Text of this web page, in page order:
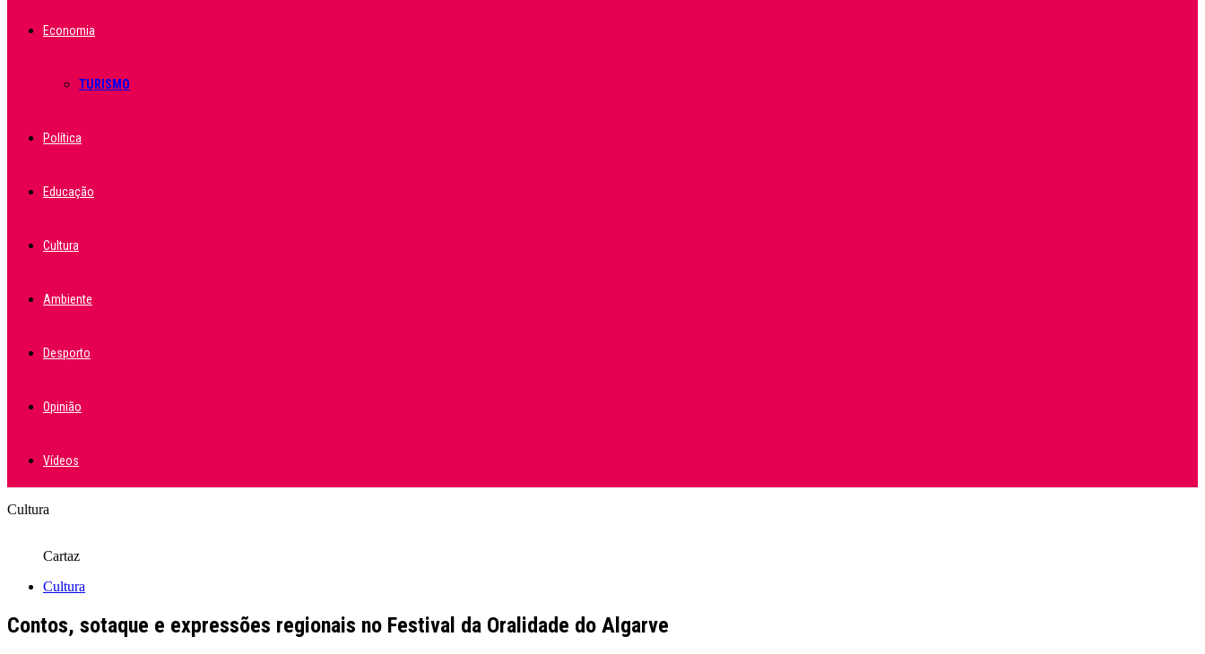
Economia
TURISMO
Política
Educação
Cultura
Ambiente
Desporto
Opinião
Vídeos
Cultura
Cartaz
Cultura
Contos, sotaque e expressões regionais no Festival da Oralidade do Algarve